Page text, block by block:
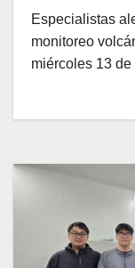
Especialistas
monitoreo
miércoles 13